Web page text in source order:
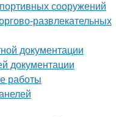
сооружений
развлекательных
документации
документации
работы